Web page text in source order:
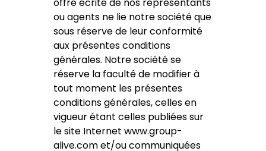
ou agents ne lie notre société que
sous réserve de leur conformité
aux présentes conditions
générales. Notre société se
réserve la faculté de modifier à
tout moment les présentes
conditions générales, celles en
vigueur étant celles publiées sur
le site Internet www.group-
alive.com et/ou communiquées